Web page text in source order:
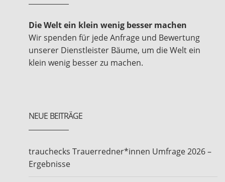
Die Welt ein klein wenig besser machen
Wir spenden für jede Anfrage und Bewertung
unserer Dienstleister Bäume, um die Welt ein
klein wenig besser zu machen.
NEUE BEITRÄGE
trauchecks Trauerredner*innen Umfrage 2026 –
Ergebnisse